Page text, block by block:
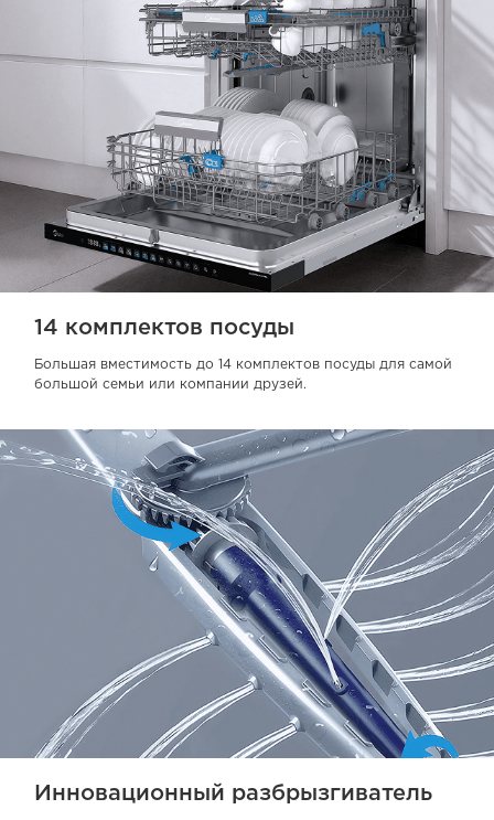
14 комплектов посуды
Большая вместимость до 14 комплектов посуды для самой
большой семьи или компании друзей.
Инновационный разбрызгиватель